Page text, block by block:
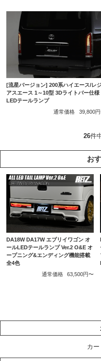
[流星バージョン] 200系ハイエース/レ
アスエース 1～10型 3Dライトバー仕様
LEDテールランプ
通常価格
39,800
26件
お
DA18W DA17W エブリイワゴン オ
ールLEDテールランプ Ver.2 O&E オ
ープニング&エンディング機能搭載
全4色
通常価格
63,500円〜
カ